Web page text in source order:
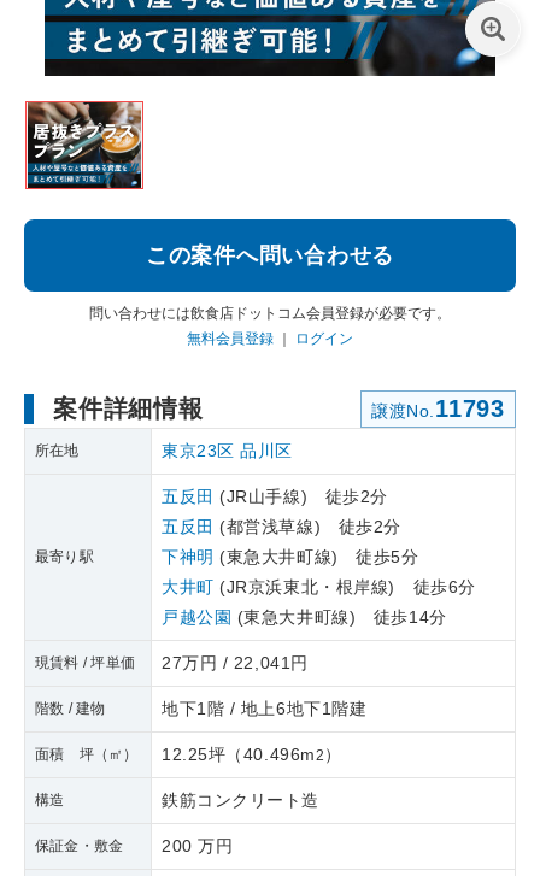
この案件へ問い合わせる
問い合わせには飲食店ドットコム会員登録が必要です。
無料会員登録
ログイン
案件詳細情報 譲渡No. 11793
所在地 東京23区 品川区
最寄り駅
五反田 (JR山手線) 徒歩2分
五反田 (都営浅草線) 徒歩2分
下神明 (東急大井町線) 徒歩5分
大井町 (JR京浜東北・根岸線) 徒歩6分
戸越公園 (東急大井町線) 徒歩14分
現賃料 / 坪単価 27万円 / 22,041円
階数 / 建物 地下1階 / 地上6地下1階建
面積 坪（㎡） 12.25坪 （40.496m2 ）
構造 鉄筋コンクリート造
保証金・敷金 200 万円